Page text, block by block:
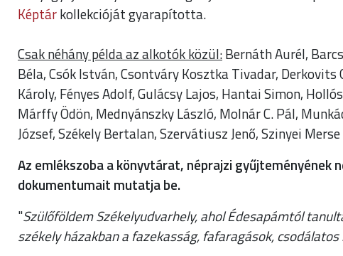
Képtárkollekcióját gyarapította.
Csak néhány példa az alkotók közül:Bernáth Aurél,
Béla, Csók István, Csontváry Kosztka Tivadar, Derkovits
Károly, Fényes Adolf, Gulácsy Lajos, Hantai Simon,
Márffy Ödön, Mednyánszky László, Molnár C. Pál,
József, Székely Bertalan, Szervátiusz Jenő, Szinyei
Az emlékszoba a könyvtárat, néprajzi gyűjteményének
dokumentumait mutatja be.
"Szülőföldem Székelyudvarhely, ahol Édesapámtól
székely házakban a fazekasság, fafaragások,